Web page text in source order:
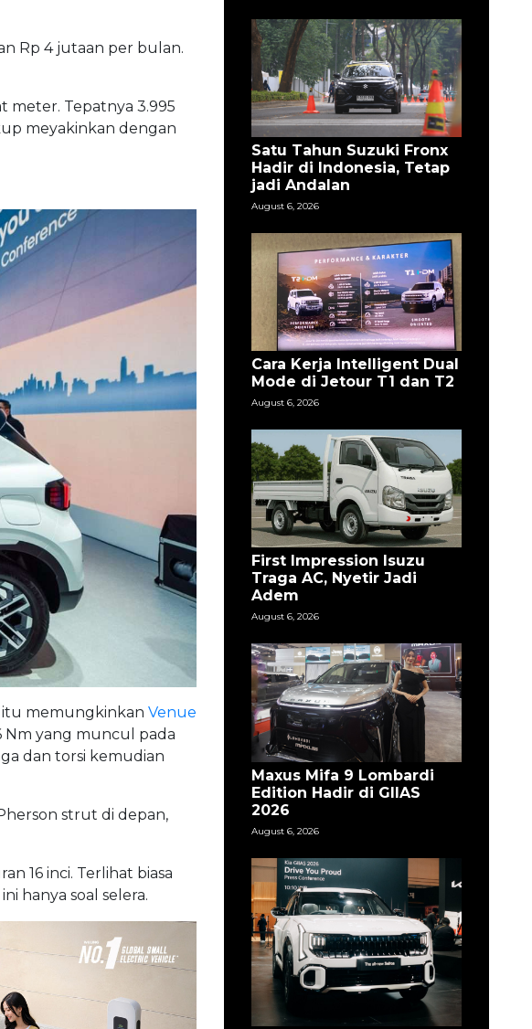
Rp 4 jutaan per bulan.
meter. Tepatnya 3.995
meyakinkan dengan
itu memungkinkan Venue
Nm yang muncul pada
dan torsi kemudian
strut di depan,
16 inci. Terlihat biasa
hanya soal selera.
Satu Tahun Suzuki Fronx
Hadir di Indonesia, Tetap
jadi Andalan
August 6, 2026
Cara Kerja Intelligent Dual
Mode di Jetour T1 dan T2
August 6, 2026
First Impression Isuzu
Traga AC, Nyetir Jadi
Adem
August 6, 2026
Maxus Mifa 9 Lombardi
Edition Hadir di GIIAS
2026
August 6, 2026